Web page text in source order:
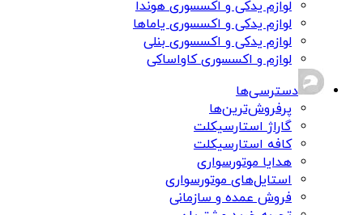
لوازم یدکی و اکسسوری هوندا
لوازم یدکی و اکسسوری یاماها
لوازم یدکی و اکسسوری بنلی
لوازم و اکسسوری کاواساکی
دسترسی‌ها
پرفروش‌ترین‌ها
گاراژ استارسیکلت
کافه استارسیکلت
هدایا موتورسواری
استایل‌های موتورسواری
فروش عمده و سازمانی